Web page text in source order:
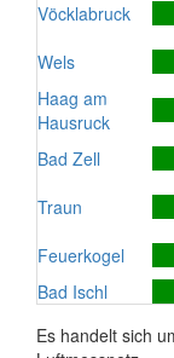
Vöcklabruck
Wels
Haag am
Hausruck
Bad Zell
Traun
Feuerkogel
Bad Ischl
Es handelt sich